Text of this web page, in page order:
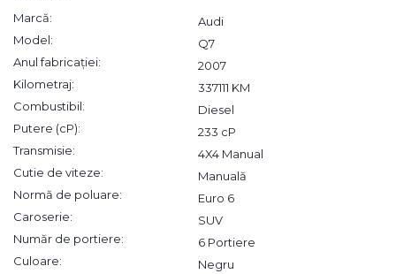
Marcă:
Audi
Model:
Q7
Anul fabricației:
2007
Kilometraj:
337111 KM
Combustibil:
Diesel
Putere (cP):
233 cP
Transmisie:
4X4 Manual
Cutie de viteze:
Manuală
Normă de poluare:
Euro 6
Caroserie:
SUV
Număr de portiere:
6 Portiere
Culoare:
Negru